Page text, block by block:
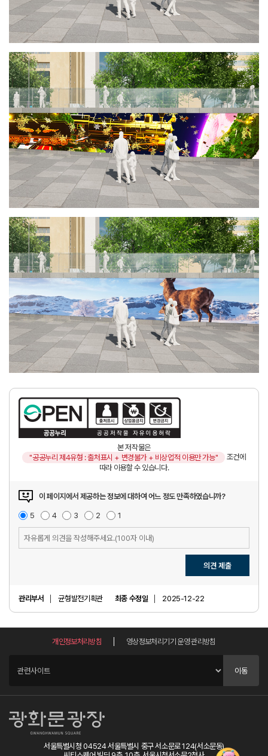
본 저작물은
"공공누리 제4유형 : 출처표시 + 변경불가 + 비상업적 이용만 가능"
조건에
따라 이용할 수 있습니다.
이 페이지에서 제공하는 정보에 대하여 어느 정도 만족하였습니까?
매
만
족
5 점
만
4점
보
3 점
불
족
2 점
매
불
만
족
1
의
견
의견 제출
관리부서 균형발전기획관 최종 수정일 2025-12-22
개인정보처리방침
영상정보처리기기 운영 관리방침
트
이동
서울특별시청 04524 서울특별시 중구 서소문로 124(서소문동)